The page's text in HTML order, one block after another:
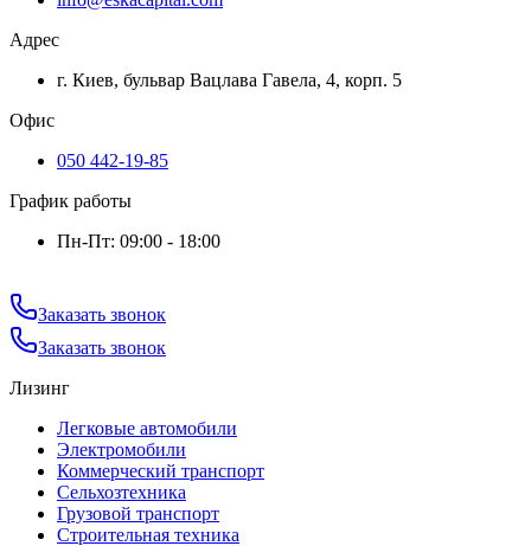
Адрес
г. Киев, бульвар Вацлава Гавела, 4, корп. 5
Офис
050 442-19-85
График работы
Пн-Пт: 09:00 - 18:00
Заказать звонок
Заказать звонок
Лизинг
Легковые автомобили
Электромобили
Коммерческий транспорт
Сельхозтехника
Грузовой транспорт
Строительная техника